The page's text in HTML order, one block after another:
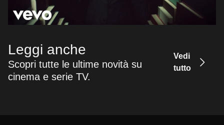
Leggi anche
Scopri tutte le ultime novità su
cinema e serie TV.
Vedi
tutto